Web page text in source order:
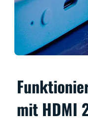
mit HDMI